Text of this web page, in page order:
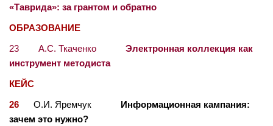
«Таврида»: за грантом и обратно
ОБРАЗОВАНИЕ
23 А.С. Ткаченко
Электронная коллекция как
инструмент методиста
КЕЙС
26 О.И. Яремчук
Информационная кампания:
зачем это нужно?